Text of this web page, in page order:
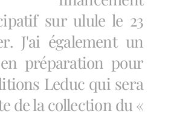
sur ulule le 23
J'ai également un
préparation pour
Leduc qui sera
de la collection du «